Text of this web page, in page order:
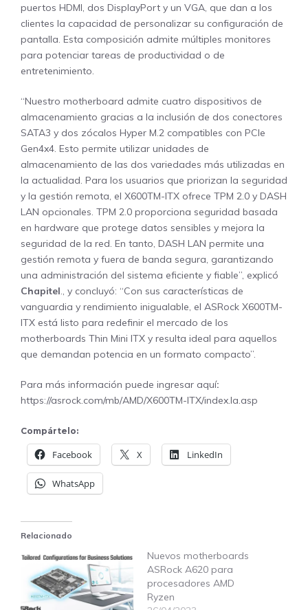
puertos HDMI, dos DisplayPort y un VGA, que dan a los
clientes la capacidad de personalizar su configuración de
pantalla. Esta composición admite múltiples monitores
para potenciar tareas de productividad o de
entretenimiento.
“Nuestro motherboard admite cuatro dispositivos de
almacenamiento gracias a la inclusión de dos conectores
SATA3 y dos zócalos Hyper M.2 compatibles con PCIe
Gen4x4. Esto permite utilizar unidades de
almacenamiento de las dos variedades más utilizadas en
la actualidad. Para los usuarios que priorizan la seguridad
y la gestión remota, el X600TM-ITX ofrece TPM 2.0 y DASH
LAN opcionales. TPM 2.0 proporciona seguridad basada
en hardware que protege datos sensibles y mejora la
seguridad de la red. En tanto, DASH LAN permite una
gestión remota y fuera de banda segura, garantizando
una administración del sistema eficiente y fiable”, explicó
Chapitel., y concluyó: “Con sus características de
vanguardia y rendimiento inigualable, el ASRock X600TM-
ITX está listo para redefinir el mercado de los
motherboards Thin Mini ITX y resulta ideal para aquellos
que demandan potencia en un formato compacto”.
Para más información puede ingresar aquí:
https://asrock.com/mb/AMD/X600TM-ITX/index.la.asp
Compártelo:
Facebook X LinkedIn
WhatsApp
Relacionado
Nuevos motherboards
ASRock A620 para
procesadores AMD
Ryzen